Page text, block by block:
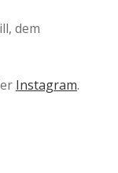
dem
Instagram.